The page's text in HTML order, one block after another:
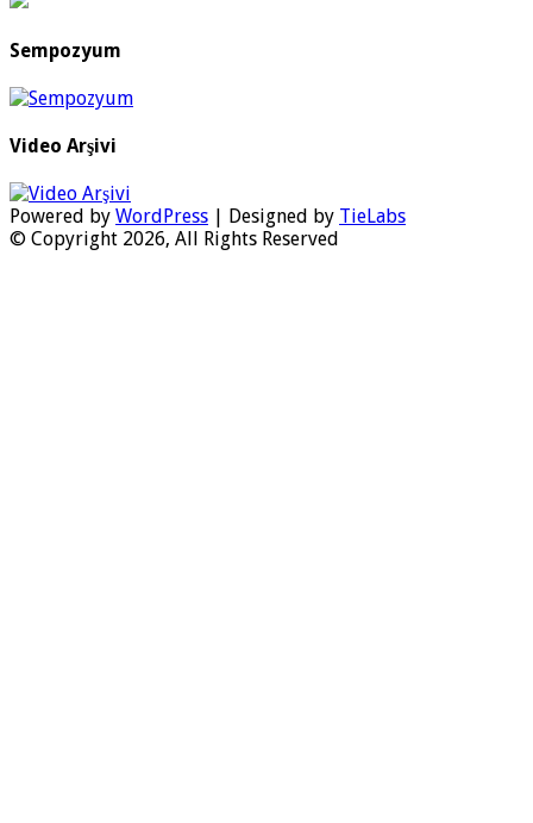
Sempozyum
Video Arşivi
Powered by WordPress | Designed by TieLabs
© Copyright 2026, All Rights Reserved